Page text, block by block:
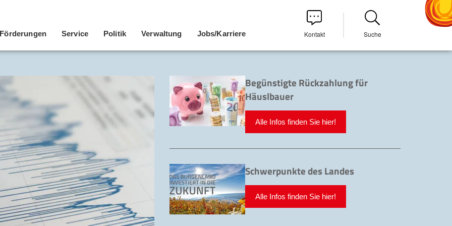
Förderungen Service Politik Verwaltung Jobs/Karriere Kontakt Suche
Begünstigte Rückzahlung für
Häuslbauer
Alle Infos finden Sie hier!
Schwerpunkte des Landes
Alle Infos finden Sie hier!